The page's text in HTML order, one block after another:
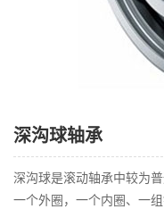
深沟球轴承
深沟球是滚动轴承中较为
一个外圈，一个内圈、一